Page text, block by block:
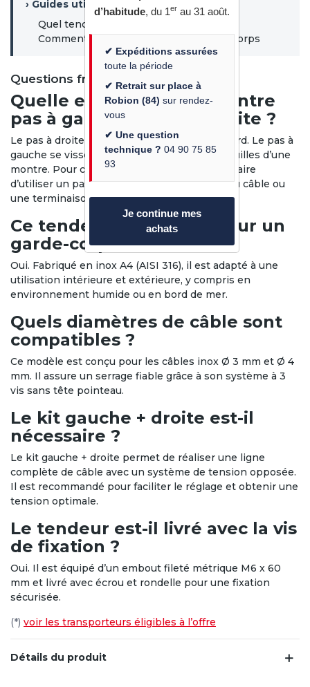
› Guides utiles
Quel tendeur de câble inox choisir ?
Comment tendre un câble pour garde-corps
Questions fréquentes
Quelle est la différence entre
pas à gauche et pas à droite ?
Le pas à droite correspond au filetage standard. Le pas à
gauche se visse dans le sens inverse des aiguilles d’une
montre. Pour créer une tension, il est nécessaire
d’utiliser un pas opposé à l’autre extrémité du câble ou
une terminaison compatible.
Ce tendeur convient-il pour un
garde-corps extérieur ?
Oui. Fabriqué en inox A4 (AISI 316), il est adapté à une
utilisation intérieure et extérieure, y compris en
environnement humide ou en bord de mer.
Quels diamètres de câble sont
compatibles ?
Ce modèle est conçu pour les câbles inox Ø 3 mm et Ø 4
mm. Il assure un serrage fiable grâce à son système à 3
vis sans tête pointeau.
Le kit gauche + droite est-il
nécessaire ?
Le kit gauche + droite permet de réaliser une ligne
complète de câble avec un système de tension opposée.
Il est recommandé pour faciliter le réglage et obtenir une
tension optimale.
Le tendeur est-il livré avec la vis
de fixation ?
Oui. Il est équipé d’un embout fileté métrique M6 x 60
mm et livré avec écrou et rondelle pour une fixation
sécurisée.
(*) voir les transporteurs éligibles à l’offre
Détails du produit
d’habitude, du 1er au 31 août.
✔ Expéditions assurées
toute la période
✔ Retrait sur place à
Robion (84) sur rendez-
vous
✔ Une question
technique ? 04 90 75 85
93
Je continue mes
achats